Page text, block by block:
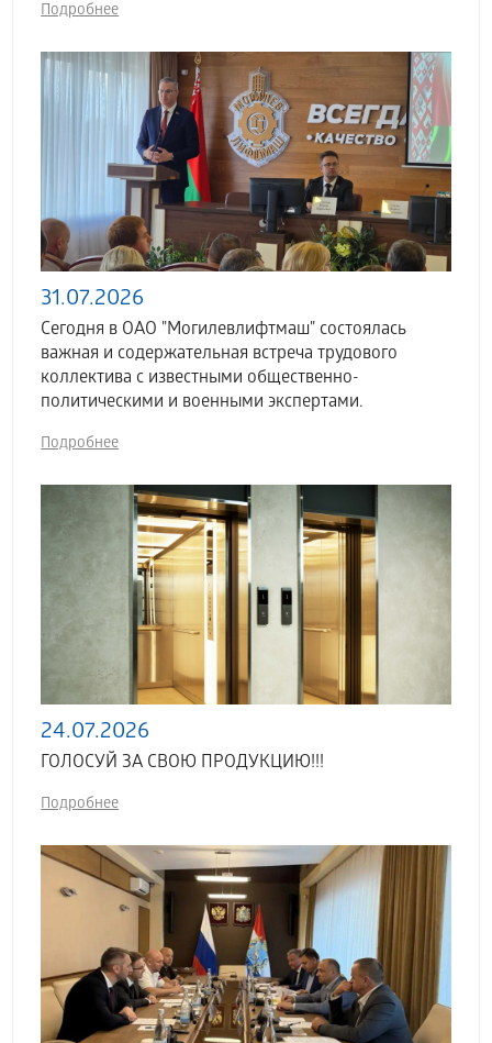
Подробнее
31.07.2026
Сегодня в ОАО "Могилевлифтмаш" состоялась
важная и содержательная встреча трудового
коллектива с известными общественно-
политическими и военными экспертами.
Подробнее
24.07.2026
ГОЛОСУЙ ЗА СВОЮ ПРОДУКЦИЮ!!!
Подробнее